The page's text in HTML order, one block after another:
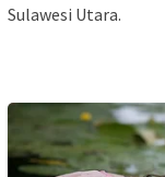
Sulawesi Utara.